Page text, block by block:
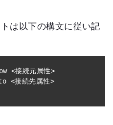
は以下の構文に従い記
<接続元属性>
<接続先属性>